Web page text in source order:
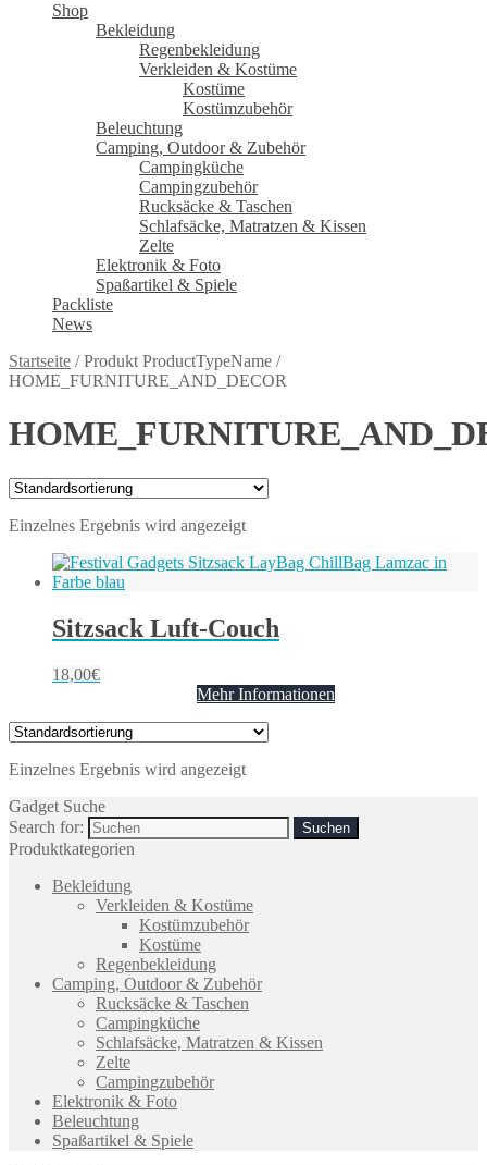
Shop
Bekleidung
Regenbekleidung
Verkleiden & Kostüme
Kostüme
Kostümzubehör
Beleuchtung
Camping, Outdoor & Zubehör
Campingküche
Campingzubehör
Rucksäcke & Taschen
Schlafsäcke, Matratzen & Kissen
Zelte
Elektronik & Foto
Spaßartikel & Spiele
Packliste
News
Startseite /Produkt ProductTypeName /
HOME_FURNITURE_AND_DECOR
Einzelnes Ergebnis wird angezeigt
Sitzsack Luft-Couch
18,00€
Mehr Informationen
Einzelnes Ergebnis wird angezeigt
Gadget Suche
Search for:
Produktkategorien
Bekleidung
Verkleiden & Kostüme
Kostümzubehör
Kostüme
Regenbekleidung
Camping, Outdoor & Zubehör
Rucksäcke & Taschen
Campingküche
Schlafsäcke, Matratzen & Kissen
Zelte
Campingzubehör
Elektronik & Foto
Beleuchtung
Spaßartikel & Spiele